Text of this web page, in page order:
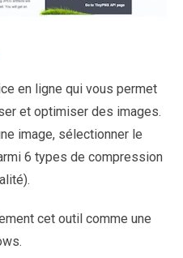
en ligne qui vous permet
et optimiser des images.
image, sélectionner le
6 types de compression
cet outil comme une